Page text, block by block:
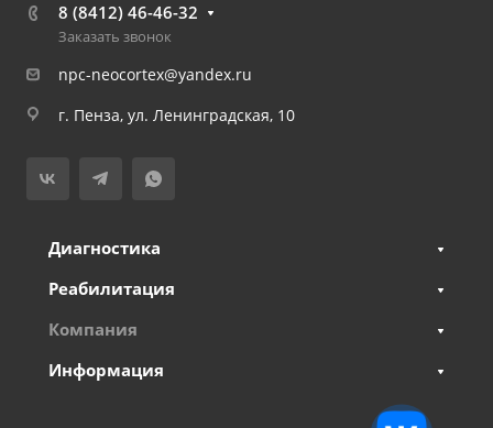
8 (8412) 46-46-32
Заказать звонок
npc-neocortex@yandex.ru
г. Пенза, ул. Ленинградская, 10
Диагностика
Реабилитация
Компания
Информация